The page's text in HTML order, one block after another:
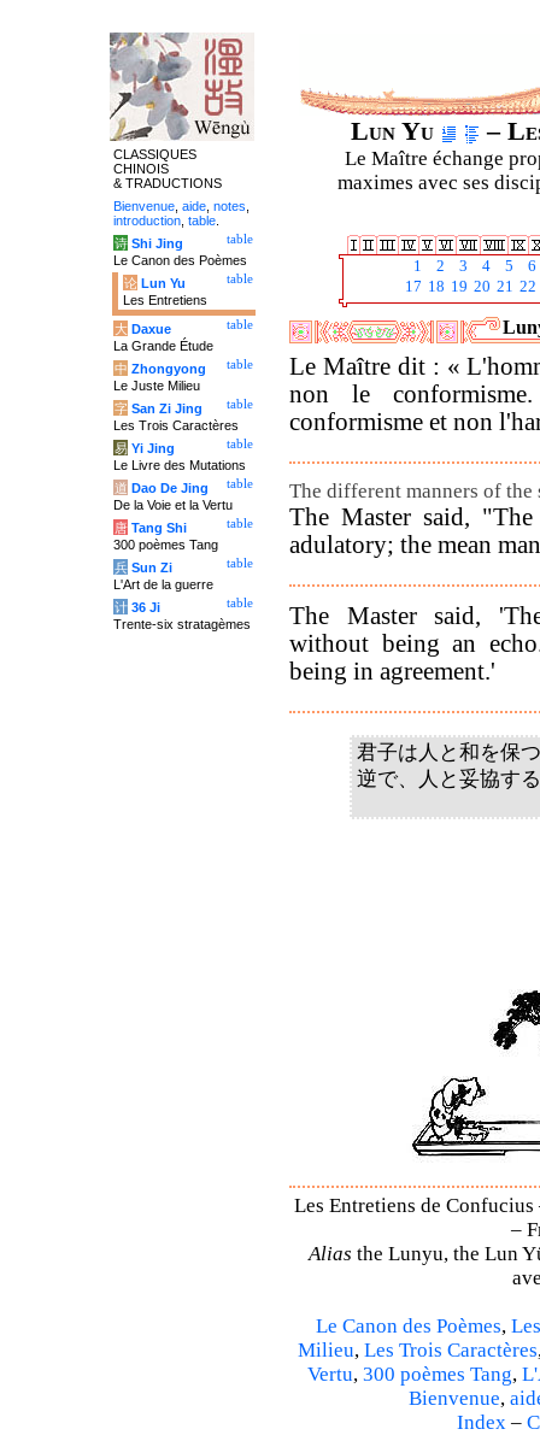
Lun Yu –
Le Maître échange
maximes avec ses
1 2 3 4 5
6
17 18 19 20 21 22
Le Maître dit : «
non le
conformisme et non
The different manners of the
The Master said,
adulatory; the mean
The Master said,
without being an
being in agreement.'
君子は人と和を保
逆で、人と妥協す
Les Entretiens de
–
Alias the Lunyu, the Lun
Le Canon des Poèmes,
Milieu, Les Trois Caractères
Vertu, 300 poèmes Tang,
Bienvenue,
Index –
CLASSIQUES
CHINOIS
& TRADUCTIONS
Bienvenue aide notes
introduction table
table
诗 Shi Jing
Le Canon des Poèmes
table
论 Lun Yu
Les Entretiens
table
大 Daxue
La Grande Étude
table
中 Zhongyong
Le Juste Milieu
table
字 San Zi Jing
Les Trois Caractères
table
易 Yi Jing
Le Livre des Mutations
table
道 Dao De Jing
De la Voie et la Vertu
table
唐 Tang Shi
300 poèmes Tang
table
兵 Sun Zi
L'Art de la guerre
table
计 36 Ji
Trente-six stratagèmes